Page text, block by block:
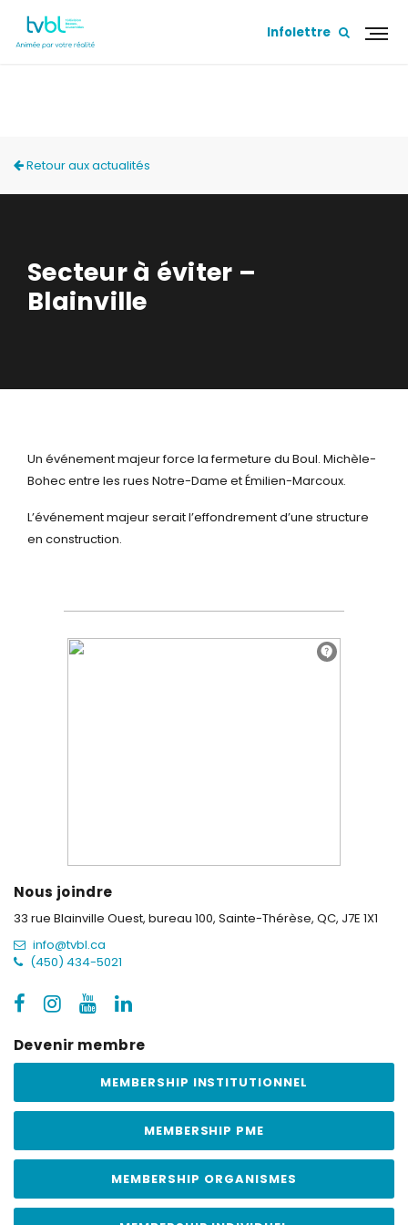
Infolettre
Retour aux actualités
Secteur à éviter –
Blainville
Un événement majeur force la fermeture du Boul. Michèle-
Bohec entre les rues Notre-Dame et Émilien-Marcoux.
L’événement majeur serait l’effondrement d’une structure
en construction.
Nous joindre
33 rue Blainville Ouest, bureau 100, Sainte-Thérèse, QC, J7E 1X1
info@tvbl.ca
(450) 434-5021
Devenir membre
MEMBERSHIP INSTITUTIONNEL
MEMBERSHIP PME
MEMBERSHIP ORGANISMES